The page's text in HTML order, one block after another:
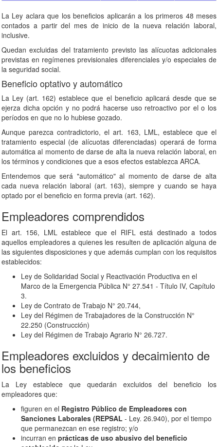
La Ley aclara que los beneficios aplicarán a los primeros 48 meses
contados a partir del mes de inicio de la nueva relación laboral,
inclusive.
Quedan excluidas del tratamiento previsto las alícuotas adicionales
previstas en regímenes previsionales diferenciales y/o especiales de
la seguridad social.
Beneficio optativo y automático
La Ley (art. 162) establece que el beneficio aplicará desde que se
ejerza dicha opción y no podrá hacerse uso retroactivo por el o los
períodos en que no lo hubiese gozado.
Aunque parezca contradictorio, el art. 163, LML, establece que el
tratamiento especial (de alícuotas diferenciadas) operará de forma
automática al momento de darse de alta la nueva relación laboral, en
los términos y condiciones que a esos efectos establezca ARCA.
Entendemos que será "automático" al momento de darse de alta
cada nueva relación laboral (art. 163), siempre y cuando se haya
optado por el beneficio en forma previa (art. 162).
Empleadores comprendidos
El art. 156, LML establece que el RIFL está destinado a todos
aquellos empleadores a quienes les resulten de aplicación alguna de
las siguientes disposiciones y que además cumplan con los requisitos
establecidos:
Ley de Solidaridad Social y Reactivación Productiva en el
Marco de la Emergencia Pública N° 27.541 - Título IV, Capítulo
3.
Ley de Contrato de Trabajo N° 20.744,
Ley del Régimen de Trabajadores de la Construcción N°
22.250 (Construcción)
Ley del Régimen de Trabajo Agrario N° 26.727.
Empleadores excluidos y decaimiento de
los beneficios
La Ley establece que quedarán excluidos del beneficio los
empleadores que:
figuren en el Registro Público de Empleadores con
Sanciones Laborales (REPSAL - Ley. 26.940), por el tiempo
que permanezcan en ese registro; y/o
incurran en prácticas de uso abusivo del beneficio